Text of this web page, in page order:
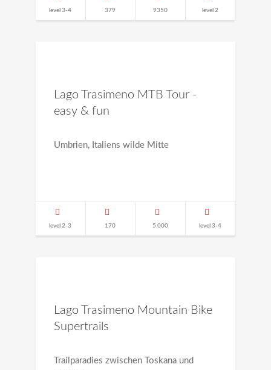
level 3-4 379 9350 level 2
Lago Trasimeno MTB Tour -
easy & fun
Umbrien, Italiens wilde Mitte
level 2-3 170 5.000 level 3-4
Lago Trasimeno Mountain Bike
Supertrails
Trailparadies zwischen Toskana und